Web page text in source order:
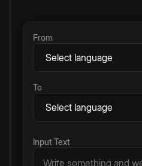
From
To
Input Text